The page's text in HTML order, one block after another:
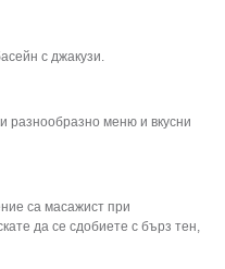
с джакузи.
разнообразно меню и вкусни
са масажист при
да се сдобиeте с бърз тен,